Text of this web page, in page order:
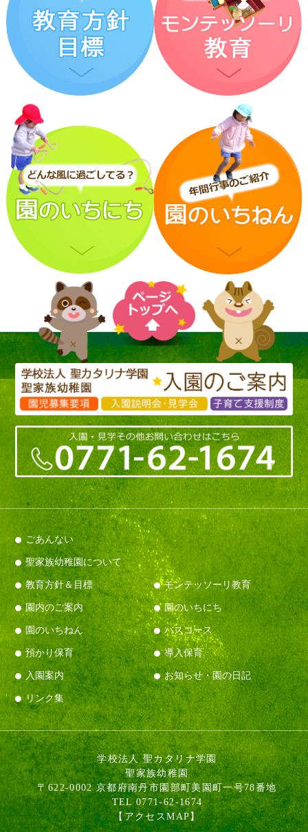
その後、年少・満三歳児は
音楽会の取り組みをしたり、自由画帳に
絵を描いたり、粘土をしました。
３学期も笑顔いっぱい過ごしましょうね。
すずらん組
ひまわり組
こすもす組
ごあんない
聖家族幼稚園について
教育方針＆目標 モンテッソーリ教育
園内のご案内 園のいちにち
園のいちねん バスコース
預かり保育 導入保育
入園案内 お知らせ・園の日記
リンク集
学校法人 聖カタリナ学園
聖家族幼稚園
〒622-0002 京都府南丹市園部町美園町一号78番地
TEL 0771-62-1674
【アクセスMAP】